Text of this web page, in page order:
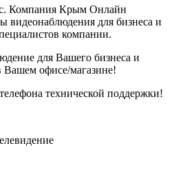
Компания Крым Онлайн
видеонаблюдения для бизнеса и
компании.
для Вашего бизнеса и
Вашем офисе/магазине!
технической поддержки!